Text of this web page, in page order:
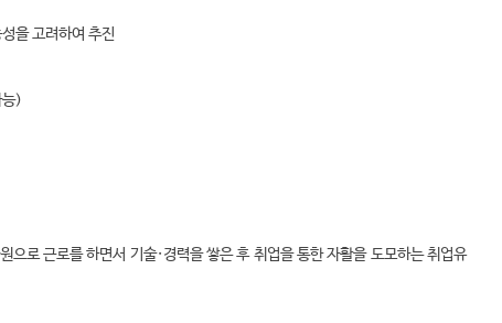
을 고려하여 추진
능)
로 근로를 하면서 기술·경력을 쌓은 후 취업을 통한 자활을 도모하는 취업유